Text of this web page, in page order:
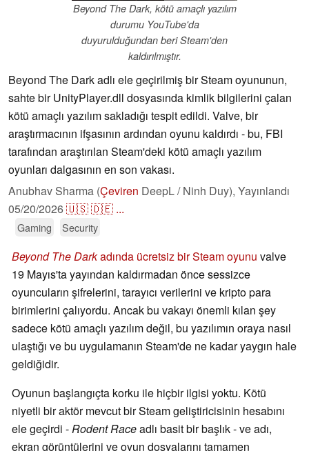
Beyond The Dark, kötü amaçlı yazılım
durumu YouTube'da
duyurulduğundan beri Steam'den
kaldırılmıştır.
Beyond The Dark adlı ele geçirilmiş bir Steam oyununun,
sahte bir UnityPlayer.dll dosyasında kimlik bilgilerini çalan
kötü amaçlı yazılım sakladığı tespit edildi. Valve, bir
araştırmacının ifşasının ardından oyunu kaldırdı - bu, FBI
tarafından araştırılan Steam'deki kötü amaçlı yazılım
oyunları dalgasının en son vakası.
Anubhav Sharma (Çeviren DeepL / Ninh Duy), Yayınlandı
05/20/2026🇺🇸🇩🇪 ...
Gaming Security
Beyond The Darkadında ücretsiz bir Steam oyunu valve
19 Mayıs'ta yayından kaldırmadan önce sessizce
oyuncuların şifrelerini, tarayıcı verilerini ve kripto para
birimlerini çalıyordu. Ancak bu vakayı önemli kılan şey
sadece kötü amaçlı yazılım değil, bu yazılımın oraya nasıl
ulaştığı ve bu uygulamanın Steam'de ne kadar yaygın hale
geldiğidir.
Oyunun başlangıçta korku ile hiçbir ilgisi yoktu. Kötü
niyetli bir aktör mevcut bir Steam geliştiricisinin hesabını
ele geçirdi -Rodent Raceadlı basit bir başlık - ve adı,
ekran görüntülerini ve oyun dosyalarını tamamen